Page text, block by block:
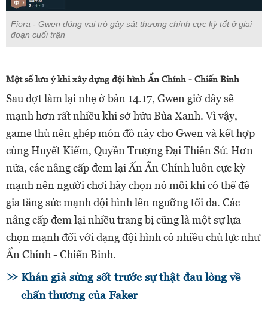
Fiora - Gwen đóng vai trò gây sát thương chính cực kỳ tốt ở giai
đoạn cuối trận
Một số lưu ý khi xây dựng đội hình Ẩn Chính - Chiến Binh
Sau đợt làm lại nhẹ ở bản 14.17, Gwen giờ đây sẽ
mạnh hơn rất nhiều khi sở hữu Bùa Xanh. Vì vậy,
game thủ nên ghép món đồ này cho Gwen và kết hợp
cùng Huyết Kiếm, Quyền Trượng Đại Thiên Sứ. Hơn
nữa, các nâng cấp đem lại Ấn Ẩn Chính luôn cực kỳ
mạnh nên người chơi hãy chọn nó mỗi khi có thể để
gia tăng sức mạnh đội hình lên ngưỡng tối đa. Các
nâng cấp đem lại nhiều trang bị cũng là một sự lựa
chọn mạnh đối với dạng đội hình có nhiều chủ lực như
Ẩn Chính - Chiến Binh.
Khán giả sửng sốt trước sự thật đau lòng về
chấn thương của Faker